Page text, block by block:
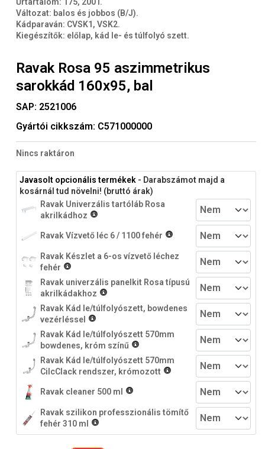
Változat: balos és jobbos (B/J).
Kádparaván: CVSK1, VSK2.
Kiegészítők: előlap, kád le- és túlfolyó szett.
Ravak Rosa 95 aszimmetrikus
sarokkád 160x95, bal
SAP: 2521006
Gyártói cikkszám: C571000000
Nincs raktáron
Javasolt opcionális termékek - Darabszámot majd a
kosárnál tud növelni! (bruttó árak)
Ravak Univerzális tartóláb Rosa
akrilkádhoz
Ravak Vízvető léc 6 / 1100 fehér
Ravak Készlet a 6-os vízvető léchez
fehér
Ravak univerzális panelkit Rosa típusú
akrilkádakhoz
Ravak Kád le/túlfolyószett, bowdenes
vezérléssel
Ravak Kád le/túlfolyószett 570mm
bowdenes, króm színű
Ravak Kád le/túlfolyószett 570mm
CilcClack rendszer, krómozott
Ravak cleaner 500 ml
Ravak szilikon professzionális tömítő
fehér 310 ml